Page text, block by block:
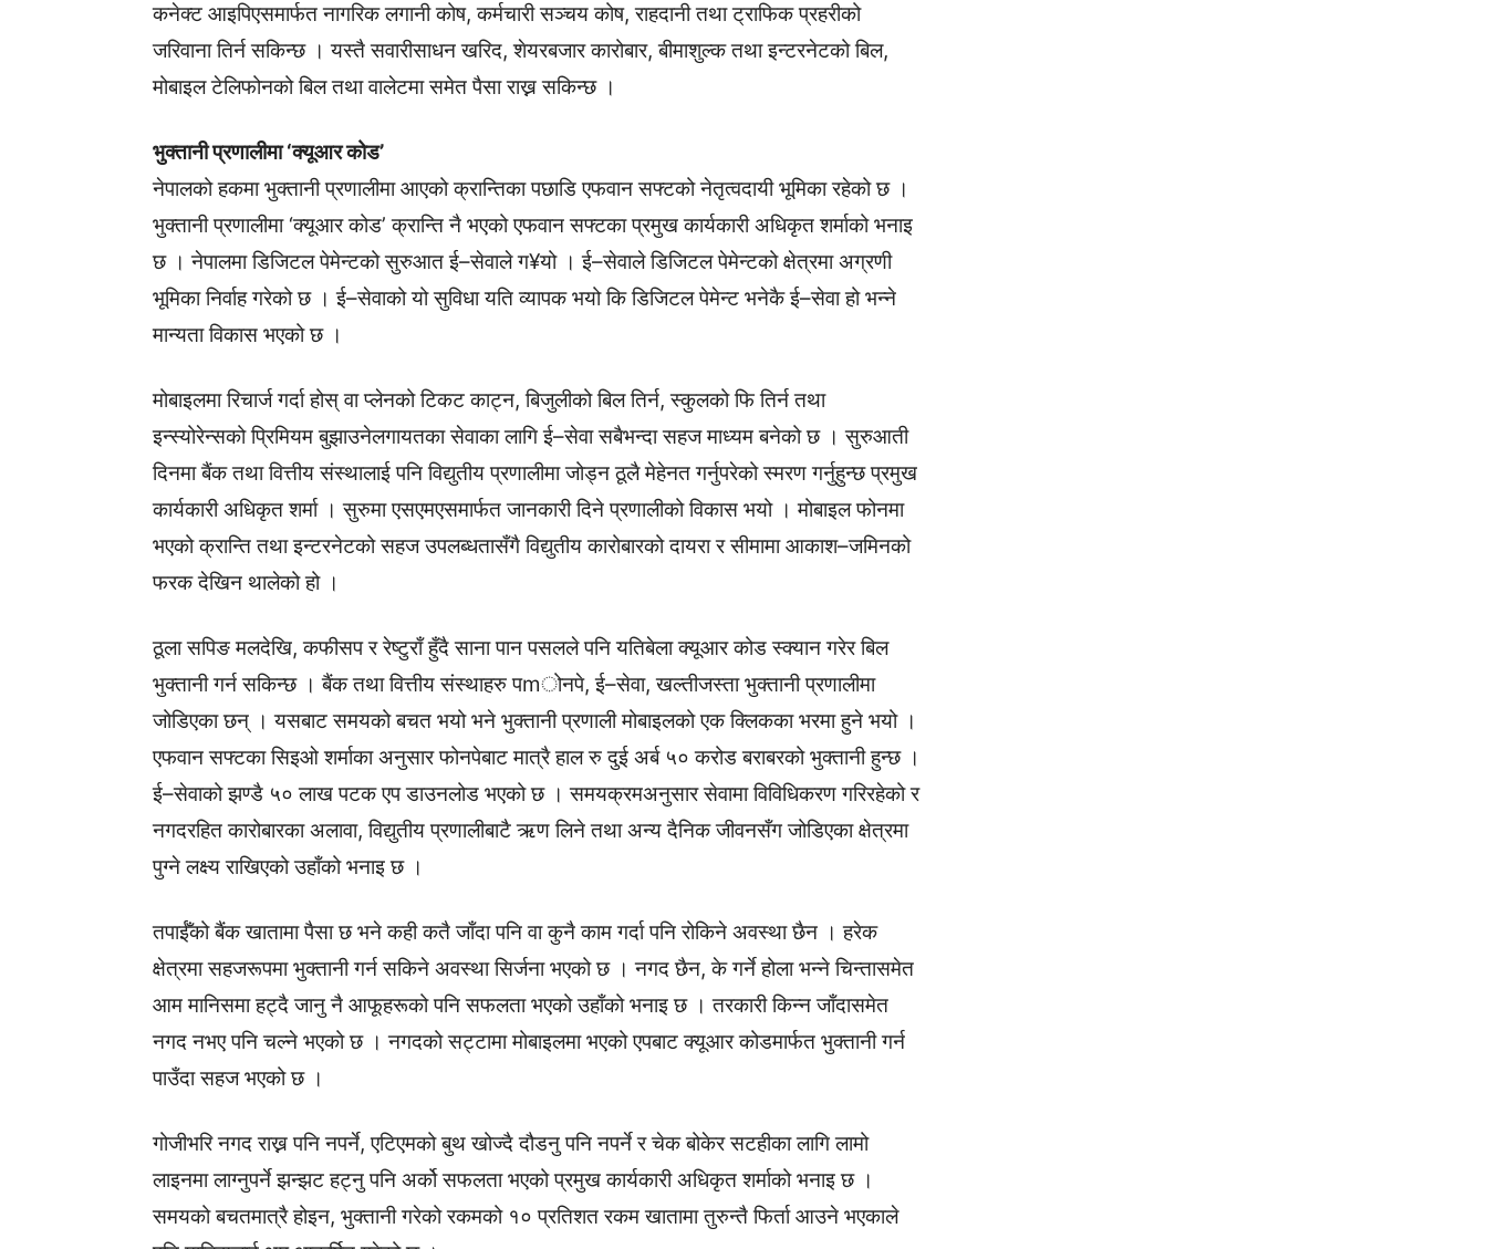
कनेक्ट आइपिएसमार्फत नागरिक लगानी कोष, कर्मचारी सञ्चय कोष, राहदानी तथा ट्राफिक प्रहरीको
जरिवाना तिर्न सकिन्छ । यस्तै सवारीसाधन खरिद, शेयरबजार कारोबार, बीमाशुल्क तथा इन्टरनेटको बिल,
मोबाइल टेलिफोनको बिल तथा वालेटमा समेत पैसा राख्न सकिन्छ ।
भुक्तानी प्रणालीमा ‘क्यूआर कोड’
नेपालको हकमा भुक्तानी प्रणालीमा आएको क्रान्तिका पछाडि एफवान सफ्टको नेतृत्वदायी भूमिका रहेको छ ।
भुक्तानी प्रणालीमा ‘क्यूआर कोड’ क्रान्ति नै भएको एफवान सफ्टका प्रमुख कार्यकारी अधिकृत शर्माको भनाइ
छ । नेपालमा डिजिटल पेमेन्टको सुरुआत ई–सेवाले ग¥यो । ई–सेवाले डिजिटल पेमेन्टको क्षेत्रमा अग्रणी
भूमिका निर्वाह गरेको छ । ई–सेवाको यो सुविधा यति व्यापक भयो कि डिजिटल पेमेन्ट भनेकै ई–सेवा हो भन्ने
मान्यता विकास भएको छ ।
मोबाइलमा रिचार्ज गर्दा होस् वा प्लेनको टिकट काट्न, बिजुलीको बिल तिर्न, स्कुलको फि तिर्न तथा
इन्स्योरेन्सको प्रिमियम बुझाउनेलगायतका सेवाका लागि ई–सेवा सबैभन्दा सहज माध्यम बनेको छ । सुरुआती
दिनमा बैंक तथा वित्तीय संस्थालाई पनि विद्युतीय प्रणालीमा जोड्न ठूलै मेहेनत गर्नुपरेको स्मरण गर्नुहुन्छ प्रमुख
कार्यकारी अधिकृत शर्मा । सुरुमा एसएमएसमार्फत जानकारी दिने प्रणालीको विकास भयो । मोबाइल फोनमा
भएको क्रान्ति तथा इन्टरनेटको सहज उपलब्धतासँगै विद्युतीय कारोबारको दायरा र सीमामा आकाश–जमिनको
फरक देखिन थालेको हो ।
ठूला सपिङ मलदेखि, कफीसप र रेष्टुराँ हुँदै साना पान पसलले पनि यतिबेला क्यूआर कोड स्क्यान गरेर बिल
भुक्तानी गर्न सकिन्छ । बैंक तथा वित्तीय संस्थाहरु पmोनपे, ई–सेवा, खल्तीजस्ता भुक्तानी प्रणालीमा
जोडिएका छन् । यसबाट समयको बचत भयो भने भुक्तानी प्रणाली मोबाइलको एक क्लिकका भरमा हुने भयो ।
एफवान सफ्टका सिइओ शर्माका अनुसार फोनपेबाट मात्रै हाल रु दुई अर्ब ५० करोड बराबरको भुक्तानी हुन्छ ।
ई–सेवाको झण्डै ५० लाख पटक एप डाउनलोड भएको छ । समयक्रमअनुसार सेवामा विविधिकरण गरिरहेको र
नगदरहित कारोबारका अलावा, विद्युतीय प्रणालीबाटै ऋण लिने तथा अन्य दैनिक जीवनसँग जोडिएका क्षेत्रमा
पुग्ने लक्ष्य राखिएको उहाँको भनाइ छ ।
तपाईँको बैंक खातामा पैसा छ भने कही कतै जाँदा पनि वा कुनै काम गर्दा पनि रोकिने अवस्था छैन । हरेक
क्षेत्रमा सहजरूपमा भुक्तानी गर्न सकिने अवस्था सिर्जना भएको छ । नगद छैन, के गर्ने होला भन्ने चिन्तासमेत
आम मानिसमा हट्दै जानु नै आफूहरूको पनि सफलता भएको उहाँको भनाइ छ । तरकारी किन्न जाँदासमेत
नगद नभए पनि चल्ने भएको छ । नगदको सट्टामा मोबाइलमा भएको एपबाट क्यूआर कोडमार्फत भुक्तानी गर्न
पाउँदा सहज भएको छ ।
गोजीभरि नगद राख्न पनि नपर्ने, एटिएमको बुथ खोज्दै दौडनु पनि नपर्ने र चेक बोकेर सटहीका लागि लामो
लाइनमा लाग्नुपर्ने झन्झट हट्नु पनि अर्को सफलता भएको प्रमुख कार्यकारी अधिकृत शर्माको भनाइ छ ।
समयको बचतमात्रै होइन, भुक्तानी गरेको रकमको १० प्रतिशत रकम खातामा तुरुन्तै फिर्ता आउने भएकाले